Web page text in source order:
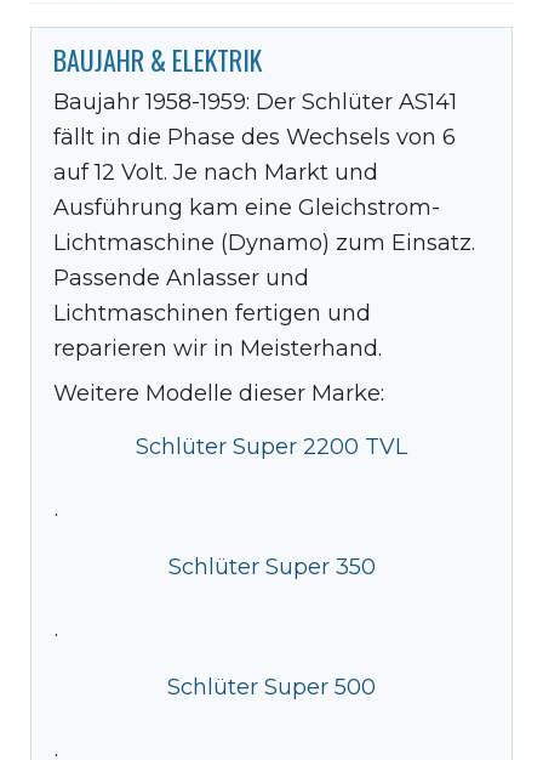
BAUJAHR & ELEKTRIK
Baujahr 1958-1959: Der Schlüter AS141
fällt in die Phase des Wechsels von 6
auf 12 Volt. Je nach Markt und
Ausführung kam eine Gleichstrom-
Lichtmaschine (Dynamo) zum Einsatz.
Passende Anlasser und
Lichtmaschinen fertigen und
reparieren wir in Meisterhand.
Weitere Modelle dieser Marke:
Schlüter Super 2200 TVL
·
Schlüter Super 350
·
Schlüter Super 500
·